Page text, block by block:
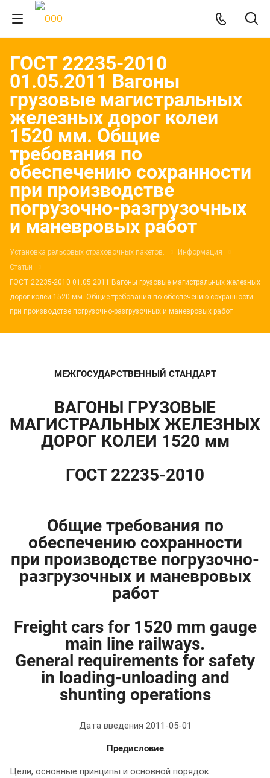
ГОСТ 22235-2010
01.05.2011 Вагоны
грузовые магистральных
железных дорог колеи
1520 мм. Общие
требования по
обеспечению сохранности
при производстве
погрузочно-разгрузочных
и маневровых работ
Установка рельсовых страховочных пакетов.
Информация
Статьи
ГОСТ 22235-2010 01.05.2011 Вагоны грузовые магистральных железных
дорог колеи 1520 мм. Общие требования по обеспечению сохранности
при производстве погрузочно-разгрузочных и маневровых работ
МЕЖГОСУДАРСТВЕННЫЙ СТАНДАРТ
ВАГОНЫ ГРУЗОВЫЕ
МАГИСТРАЛЬНЫХ ЖЕЛЕЗНЫХ
ДОРОГ КОЛЕИ 1520 мм
ГОСТ 22235-2010
Общие требования по
обеспечению сохранности
при производстве погрузочно-
разгрузочных и маневровых
работ
Freight cars for 1520 mm gauge
main line railways.
General requirements for safety
in loading-unloading and
shunting operations
Дата введения 2011-05-01
Предисловие
Цели, основные принципы и основной порядок